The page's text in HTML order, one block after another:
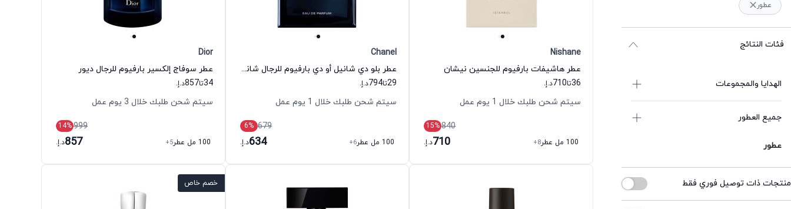
عطور
فئات النتائج
الهدايا والمجموعات
جميع العطور
عطور
منتجات ذات توصيل فوري فقط
Nishane
عطر هاشيفات بارفيوم للجنسين نيشان
36تا710د.إ.
سيتم شحن طلبك خلال 1 يوم عمل
840
15%
100 مل عطر
+8
710د.إ.
Chanel
عطر بلو دي شانيل أو دي بارفيوم للرجال شانيل
29تا794د.إ.
سيتم شحن طلبك خلال 1 يوم عمل
679
6%
100 مل عطر
+6
634د.إ.
Dior
عطر سوفاج إلكسير بارفيوم للرجال ديور
34تا857د.إ.
سيتم شحن طلبك خلال 3 يوم عمل
999
14%
100 مل عطر
+5
857د.إ.
خصم خاص